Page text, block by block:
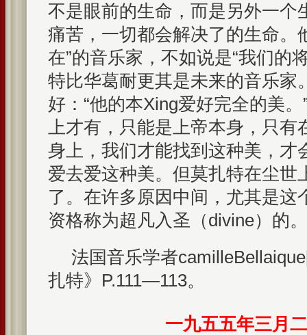
不是眼前的生命，而是另外一个
痛苦，一切都会解决了的生命。
在”的音乐家，不如说是“我们的
特比华葛耐更其是未来的音乐家
好：“他的本Xing爱好完全的美
上才有，只能是上帝本身，只有
身上，我们才能找到这种美，才
爱去爱这种美。但莫扎特在尘世
了。在许多原因中间，尤其是这
资格称为超凡入圣（divine）的。
法国音乐学者
扎特》P.111—113。
一九五五年三月